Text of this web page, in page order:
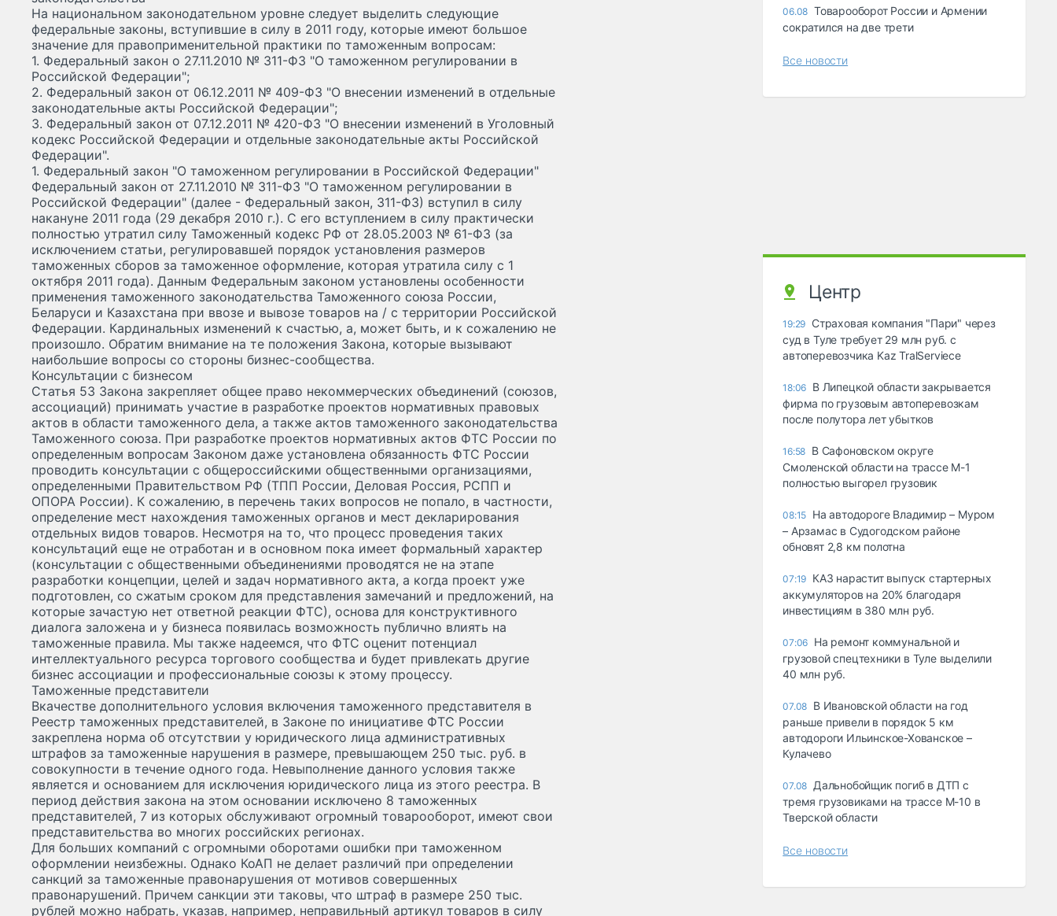
На национальном законодательном уровне следует выделить следующие
федеральные законы, вступившие в силу в 2011 году, которые имеют большое
значение для правоприменительной практики по таможенным вопросам:
1. Федеральный закон о 27.11.2010 № 311-ФЗ "О таможенном регулировании в
Российской Федерации";
2. Федеральный закон от 06.12.2011 № 409-ФЗ "О внесении изменений в отдельные
законодательные акты Российской Федерации";
3. Федеральный закон от 07.12.2011 № 420-ФЗ "О внесении изменений в Уголовный
кодекс Российской Федерации и отдельные законодательные акты Российской
Федерации".
1. Федеральный закон "О таможенном регулировании в Российской Федерации"
Федеральный закон от 27.11.2010 № 311-ФЗ "О таможенном регулировании в
Российской Федерации" (далее - Федеральный закон, 311-ФЗ) вступил в силу
накануне 2011 года (29 декабря 2010 г.). С его вступлением в силу практически
полностью утратил силу Таможенный кодекс РФ от 28.05.2003 № 61-ФЗ (за
исключением статьи, регулировавшей порядок установления размеров
таможенных сборов за таможенное оформление, которая утратила силу с 1
октября 2011 года). Данным Федеральным законом установлены особенности
применения таможенного законодательства Таможенного союза России,
Беларуси и Казахстана при ввозе и вывозе товаров на / с территории Российской
Федерации. Кардинальных изменений к счастью, а, может быть, и к сожалению не
произошло. Обратим внимание на те положения Закона, которые вызывают
наибольшие вопросы со стороны бизнес-сообщества.
Консультации с бизнесом
Статья 53 Закона закрепляет общее право некоммерческих объединений (союзов,
ассоциаций) принимать участие в разработке проектов нормативных правовых
актов в области таможенного дела, а также актов таможенного законодательства
Таможенного союза. При разработке проектов нормативных актов ФТС России по
определенным вопросам Законом даже установлена обязанность ФТС России
проводить консультации с общероссийскими общественными организациями,
определенными Правительством РФ (ТПП России, Деловая Россия, РСПП и
ОПОРА России). К сожалению, в перечень таких вопросов не попало, в частности,
определение мест нахождения таможенных органов и мест декларирования
отдельных видов товаров. Несмотря на то, что процесс проведения таких
консультаций еще не отработан и в основном пока имеет формальный характер
(консультации с общественными объединениями проводятся не на этапе
разработки концепции, целей и задач нормативного акта, а когда проект уже
подготовлен, со сжатым сроком для представления замечаний и предложений, на
которые зачастую нет ответной реакции ФТС), основа для конструктивного
диалога заложена и у бизнеса появилась возможность публично влиять на
таможенные правила. Мы также надеемся, что ФТС оценит потенциал
интеллектуального ресурса торгового сообщества и будет привлекать другие
бизнес ассоциации и профессиональные союзы к этому процессу.
Таможенные представители
Вкачестве дополнительного условия включения таможенного представителя в
Реестр таможенных представителей, в Законе по инициативе ФТС России
закреплена норма об отсутствии у юридического лица административных
штрафов за таможенные нарушения в размере, превышающем 250 тыс. руб. в
совокупности в течение одного года. Невыполнение данного условия также
является и основанием для исключения юридического лица из этого реестра. В
период действия закона на этом основании исключено 8 таможенных
представителей, 7 из которых обслуживают огромный товарооборот, имеют свои
представительства во многих российских регионах.
Для больших компаний с огромными оборотами ошибки при таможенном
оформлении неизбежны. Однако КоАП не делает различий при определении
санкций за таможенные правонарушения от мотивов совершенных
правонарушений. Причем санкции эти таковы, что штраф в размере 250 тыс.
рублей можно набрать, указав, например, неправильный артикул товаров в силу
06.08 Товарооборот России и Армении
сократился на две трети
Все новости
Центр
19:29 Страховая компания "Пари" через
суд в Туле требует 29 млн руб. с
автоперевозчика Kaz TralServiece
18:06 В Липецкой области закрывается
фирма по грузовым автоперевозкам
после полутора лет убытков
16:58 В Сафоновском округе
Смоленской области на трассе М-1
полностью выгорел грузовик
08:15 На автодороге Владимир – Муром
– Арзамас в Судогодском районе
обновят 2,8 км полотна
07:19 КАЗ нарастит выпуск стартерных
аккумуляторов на 20% благодаря
инвестициям в 380 млн руб.
07:06 На ремонт коммунальной и
грузовой спецтехники в Туле выделили
40 млн руб.
07.08 В Ивановской области на год
раньше привели в порядок 5 км
автодороги Ильинское-Хованское –
Кулачево
07.08 Дальнобойщик погиб в ДТП с
тремя грузовиками на трассе М-10 в
Тверской области
Все новости